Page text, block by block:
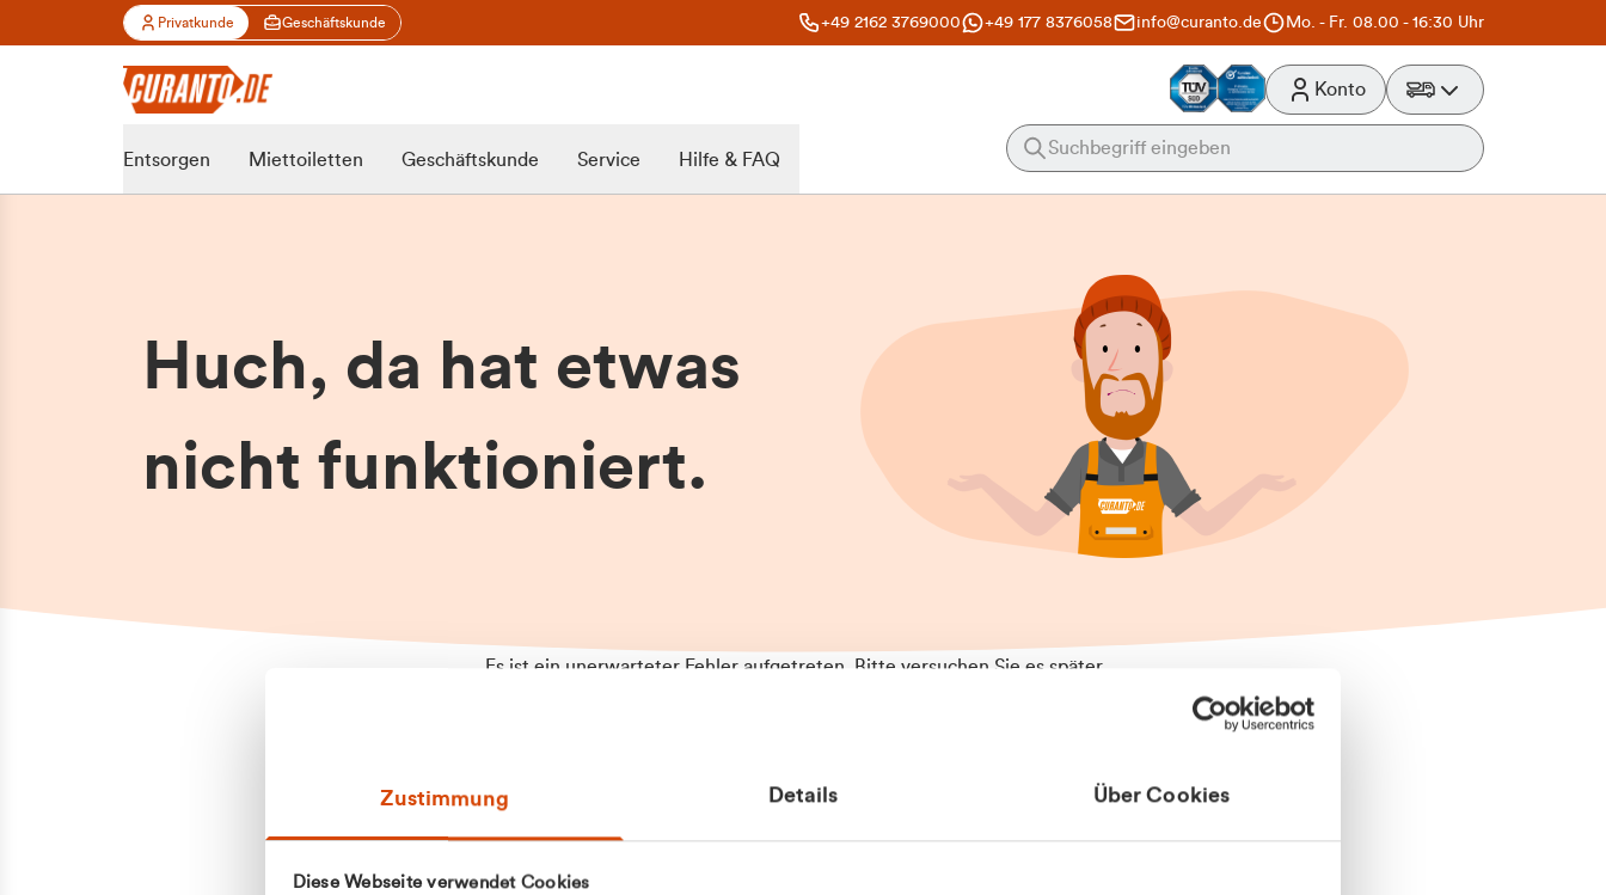
Zustimmung Details Über Cookies
Diese Webseite verwendet Cookies
Privatkunde Geschäftskunde +49 2162 3769000 +49 177 8376058 info@curanto.de Mo. - Fr. 08.00 - 16:30 Uhr
Konto
Entsorgen Miettoiletten Geschäftskunde Service Hilfe & FAQ
Huch, da hat etwas
nicht funktioniert.
Es ist ein unerwarteter Fehler aufgetreten. Bitte versuchen Sie es später
aufgetretenen Fehler an. Wir entschuldigen uns für eventuelle
Unannehmlichkeiten.
Zum Abfallberater